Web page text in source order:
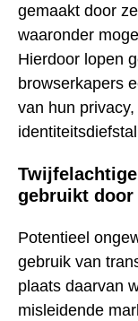
gemaakt door
waaronder
Hierdoor lopen
browserkapers
van hun
gebruikt door
Potentieel
gebruik van
plaats daarvan
misleidende